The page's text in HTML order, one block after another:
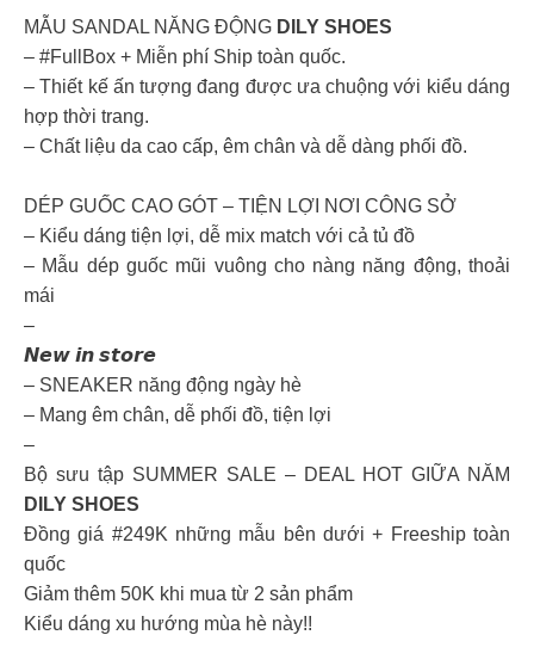
MẪU SANDAL NĂNG ĐỘNG DILY SHOES
– #FullBox + Miễn phí Ship toàn quốc.
– Thiết kế ấn tượng đang được ưa chuộng với kiểu dáng
hợp thời trang.
– Chất liệu da cao cấp, êm chân và dễ dàng phối đồ.
DÉP GUỐC CAO GÓT – TIỆN LỢI NƠI CÔNG SỞ
– Kiểu dáng tiện lợi, dễ mix match với cả tủ đồ
– Mẫu dép guốc mũi vuông cho nàng năng động, thoải
mái
–
𝙉𝙚𝙬 𝙞𝙣 𝙨𝙩𝙤𝙧𝙚
– SNEAKER năng động ngày hè
– Mang êm chân, dễ phối đồ, tiện lợi
–
Bộ sưu tập SUMMER SALE – DEAL HOT GIỮA NĂM
DILY SHOES
Đồng giá #249K những mẫu bên dưới + Freeship toàn
quốc
Giảm thêm 50K khi mua từ 2 sản phẩm
Kiểu dáng xu hướng mùa hè này!!